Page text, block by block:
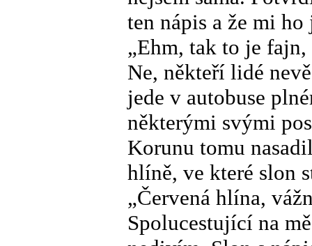
ten nápis a že mi
„Ehm, tak to je fajn,
Ne, někteří lidé
jede v autobuse
některými svými
Korunu tomu
hlíně, ve které slon
„Červená hlína,
Spolucestující na